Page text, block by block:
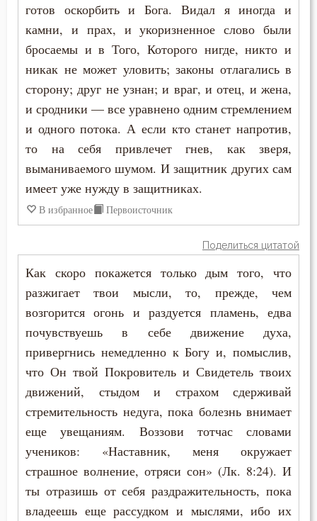
готов оскорбить и Бога. Видал я иногда и
камни, и прах, и укоризненное слово были
бросаемы и в Того, Которого нигде, никто и
никак не может уловить; законы отлагались в
сторону; друг не узнан; и враг, и отец, и жена,
и сродники — все уравнено одним стремлением
и одного потока. А если кто станет напротив,
то на себя привлечет гнев, как зверя,
выманиваемого шумом. И защитник других сам
имеет уже нужду в защитниках.
В избранное Первоисточник
Поделиться цитатой
Как скоро покажется только дым того, что
разжигает твои мысли, то, прежде, чем
возгорится огонь и раздуется пламень, едва
почувствуешь в себе движение духа,
привергнись немедленно к Богу и, помыслив,
что Он твой Покровитель и Свидетель твоих
движений, стыдом и страхом сдерживай
стремительность недуга, пока болезнь внимает
еще увещаниям. Воззови тотчас словами
учеников: «Наставник, меня окружает
страшное волнение, отряси сон» (Лк. 8:24). И
ты отразишь от себя раздражительность, пока
владеешь еще рассудком и мыслями, ибо их